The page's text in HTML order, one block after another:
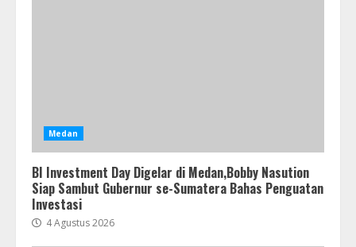
Medan
BI Investment Day Digelar di Medan,Bobby Nasution
Siap Sambut Gubernur se-Sumatera Bahas Penguatan
Investasi
4 Agustus 2026